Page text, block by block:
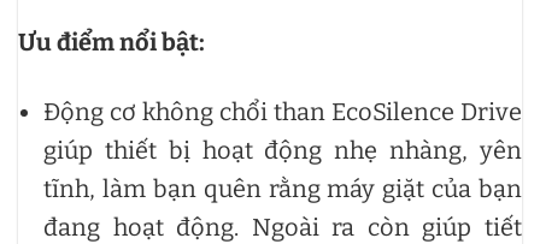
Ưu điểm nổi bật:
Động cơ không chổi than EcoSilence Drive
giúp thiết bị hoạt động nhẹ nhàng, yên
tĩnh, làm bạn quên rằng máy giặt của bạn
đang hoạt động. Ngoài ra còn giúp tiết